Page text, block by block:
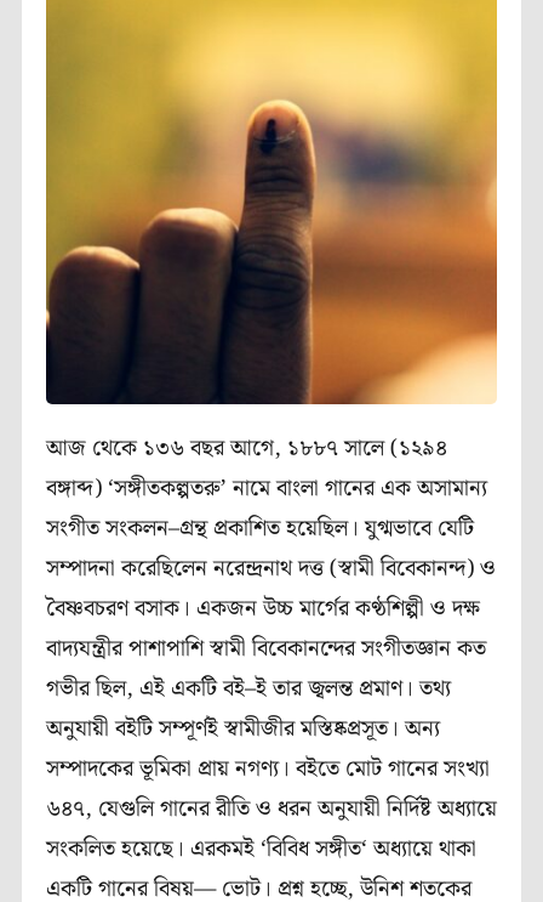
আজ থেকে ১৩৬বছরআগে, ১৮৮৭সালে(১২৯৪
বঙ্গাব্দ) ‘সঙ্গীতকল্পতরু’নামেবাংলা গানের একঅসামান্য
সংগীতসংকলন–গ্রন্থ প্রকাশিতহয়েছিল। যুগ্মভাবে যেটি
সম্পাদনা করেছিলেননরেন্দ্রনাথদত্ত(স্বামী বিবেকানন্দ)ও
বৈষ্ণবচরণবসাক। একজনউচ্চমার্গেরকণ্ঠশিল্পী ও দক্ষ
বাদ্যযন্ত্রীরপাশাপাশিস্বামী বিবেকানন্দেরসংগীতজ্ঞানকত
গভীরছিল, এই একটিবই–ইতারজ্বলন্ত প্রমাণ। তথ্য
অনুযায়ী বইটিসম্পূর্ণইস্বামীজীরমস্তিষ্কপ্রসূত। অন্য
সম্পাদকেরভূমিকা প্রায়নগণ্য। বইতে মোটগানেরসংখ্যা
৬৪৭, যেগুলিগানেররীতিও ধরনঅনুযায়ী নির্দিষ্টঅধ্যায়ে
সংকলিতহয়েছে। এরকমই ‘বিবিধসঙ্গীত‘অধ্যায়েথাকা
একটিগানেরবিষয়— ভোট। প্রশ্নহচ্ছে,উনিশশতকের